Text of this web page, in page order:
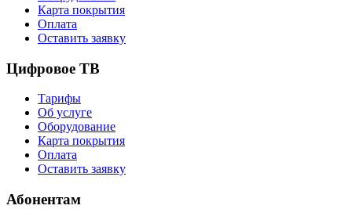
Карта покрытия
Оплата
Оставить заявку
Цифровое ТВ
Тарифы
Об услуге
Оборудование
Карта покрытия
Оплата
Оставить заявку
Абонентам